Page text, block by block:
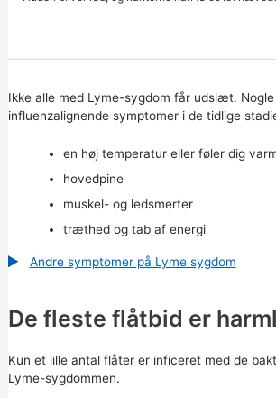
Ikke alle med Lyme-sygdom får udslæt.
influenzalignende symptomer i de tidlige
en høj temperatur eller føler dig
hovedpine
muskel- og ledsmerter
træthed og tab af energi
Andre symptomer på Lyme sygdom
De fleste flåtbid er
Kun et lille antal flåter er inficeret med de
Lyme-sygdommen.